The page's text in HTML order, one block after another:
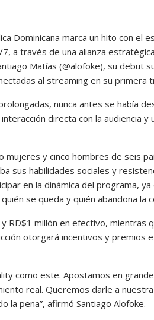
Dominicana marca un hito con el
a través de una alianza
Matías (@alofoke), su debut
al streaming en su primera
nunca antes se había
directa con la audiencia y
mujeres y cinco hombres de seis
sus habilidades sociales y
en la dinámica del programa,
se queda y quién abandona la
RD$1 millón en efectivo, mientras
otorgará incentivos y premios
como este. Apostamos en
real. Queremos darle a
la pena”, afirmó Santiago Alofoke.